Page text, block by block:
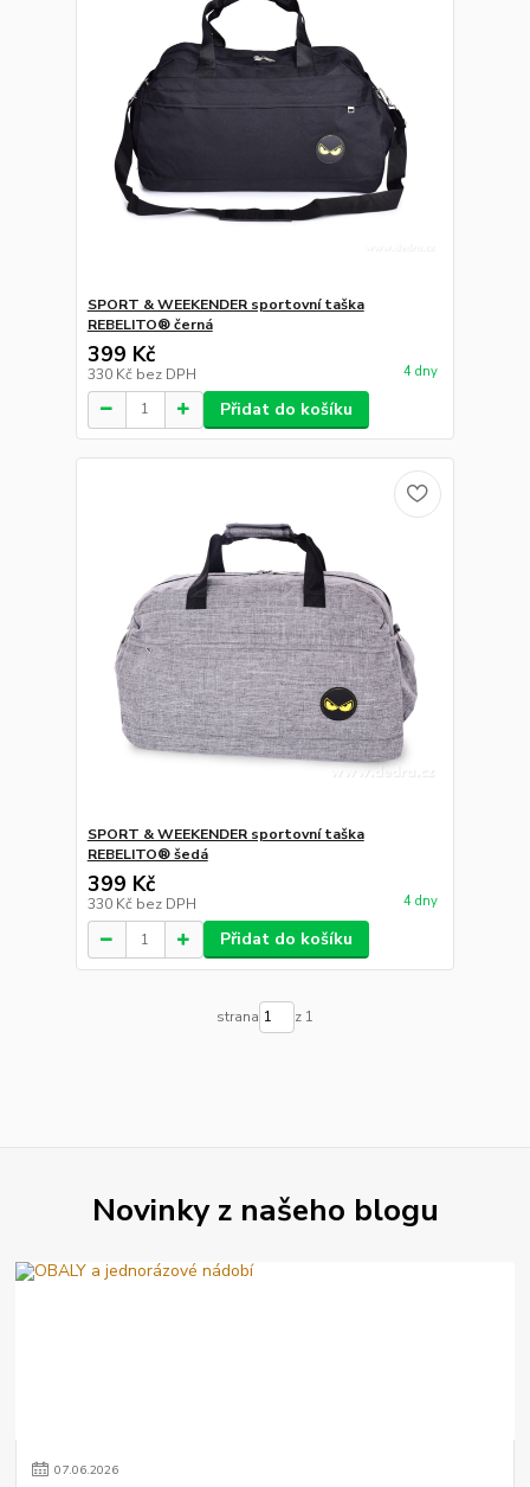
SPORT & WEEKENDER sportovní taška
REBELITO® černá
399 Kč
330 Kč bez DPH 4 dny
Přidat do košíku
SPORT & WEEKENDER sportovní taška
REBELITO® šedá
399 Kč
330 Kč bez DPH 4 dny
Přidat do košíku
strana z 1
Novinky z našeho blogu
07.06.2026